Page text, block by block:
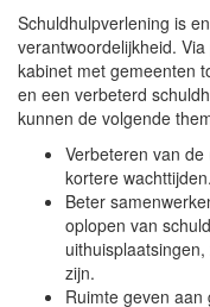
Schuldhulpverlening is
verantwoordelijkheid.
kabinet met gemeenten
en een verbeterd
kunnen de volgende
Verbeteren van
kortere wachttijden.
Beter
oplopen van
zijn.
Ruimte geven